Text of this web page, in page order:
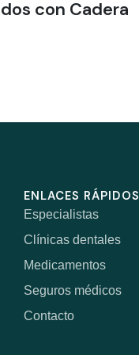
con Cadera
ENLACES RÁPIDOS
Especialistas
Clínicas dentales
Medicamentos
Seguros médicos
Contacto